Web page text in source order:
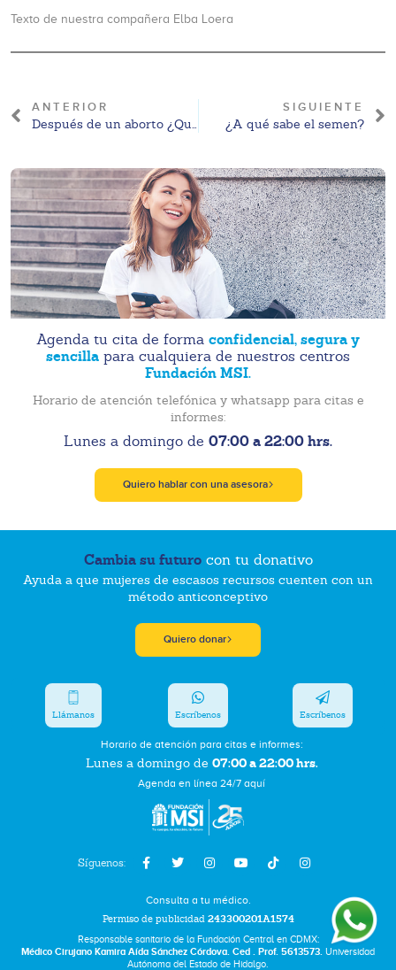
Texto de nuestra compañera Elba Loera
ANTERIOR
Después de un aborto ¿Qué se siente?
SIGUIENTE
¿A qué sabe el semen?
Agenda tu cita de forma confidencial, segura y
sencilla para cualquiera de nuestros centros
Fundación MSI.
Horario de atención telefónica y whatsapp para citas e
informes:
Lunes a domingo de 07:00 a 22:00 hrs.
Quiero hablar con una asesora
Cambia su futurocon tu donativo
Ayuda a que mujeres de escasos recursos cuenten con un
método anticonceptivo
Quiero donar
Síguenos:
Horario de atención para citas e informes:
Lunes a domingo de 07:00 a 22:00 hrs.
Agenda en línea 24/7 aquí
Llámanos Escríbenos Escríbenos
Consulta a tu médico.
Permiso de publicidad 243300201A1574
Responsable sanitario de la Fundación Central en CDMX:
Médico Cirujano Kamira Aída Sánchez Córdova. Ced . Prof. 5613573. Universidad
Autónoma del Estado de Hidalgo.